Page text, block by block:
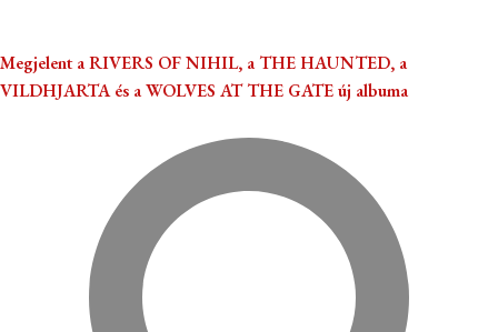
Megjelent a RIVERS OF NIHIL, a THE HAUNTED, a
VILDHJARTA és a WOLVES AT THE GATE új albuma